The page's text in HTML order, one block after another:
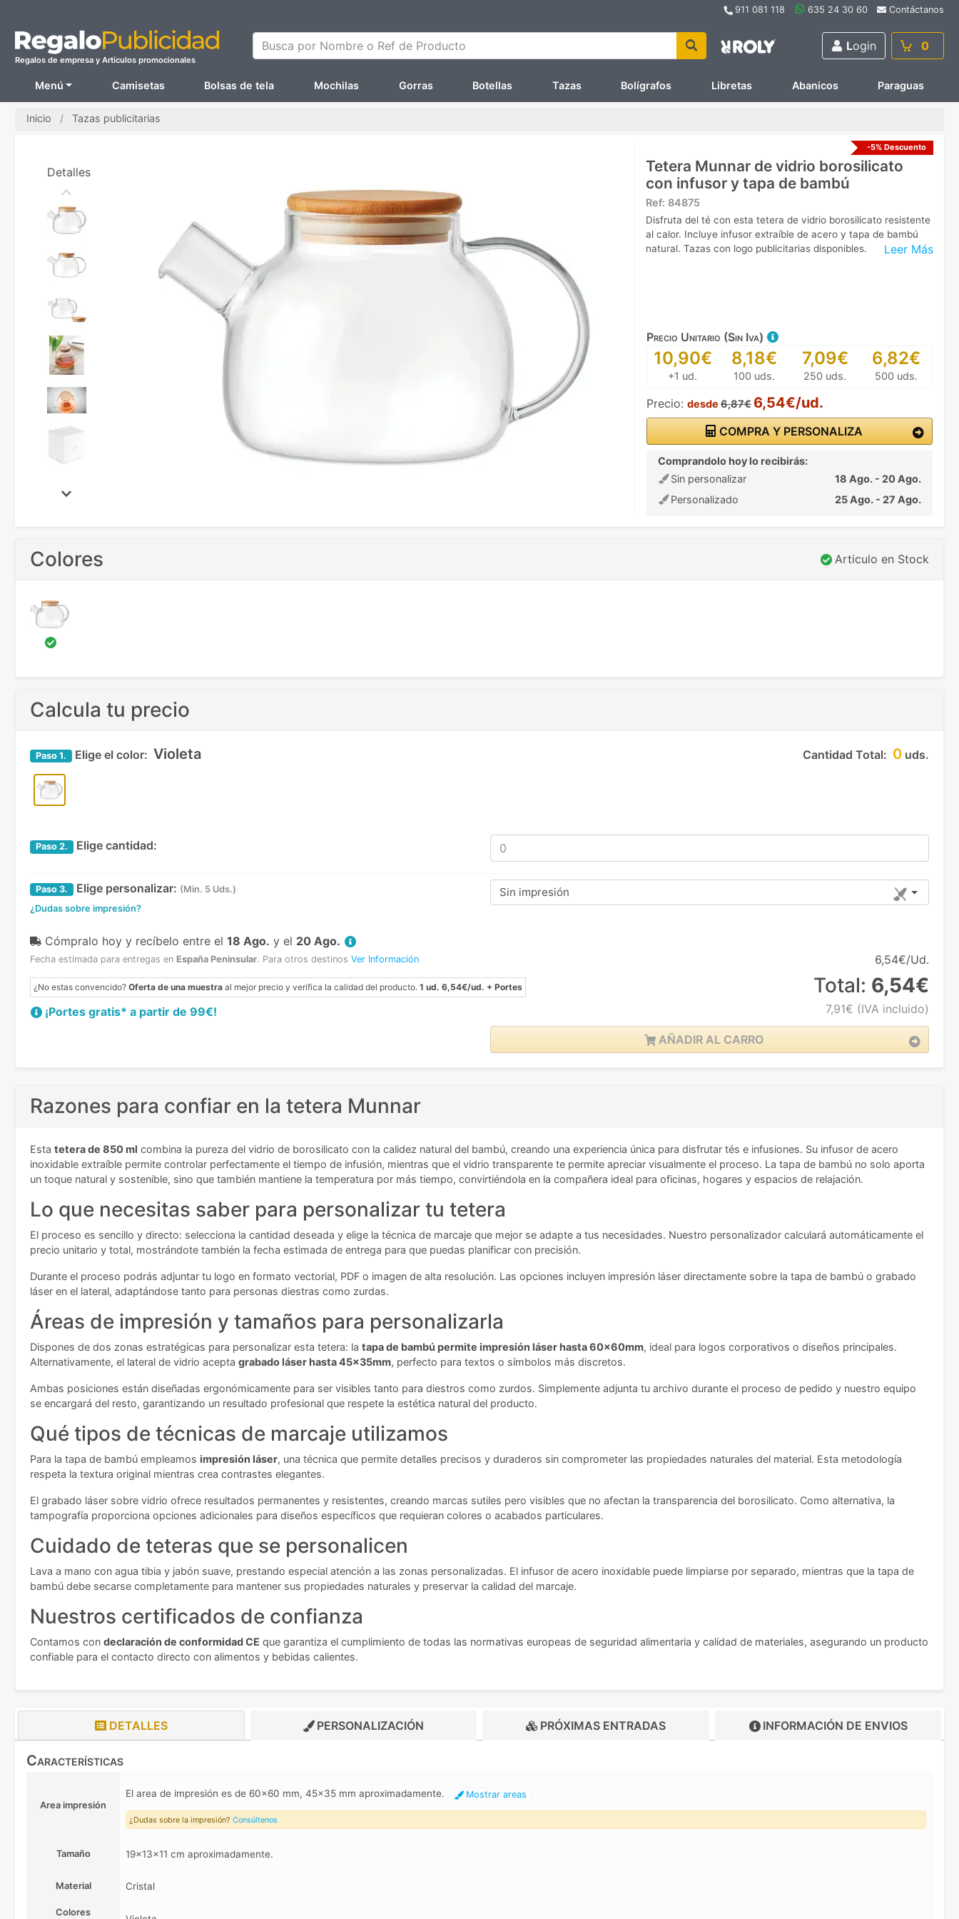
911 081 118 635 24 30 60 Contáctanos
Regalos de empresa y Artículos promocionales
Busca por Nombre o Ref de Producto Login 0
Menú Camisetas Bolsas de tela Mochilas Gorras Botellas Tazas Bolígrafos Libretas Abanicos Paraguas
Inicio Tazas publicitarias
-5% Descuento
Tetera Munnar de vidrio borosilicato
con infusor y tapa de bambú
Ref: 84875
Leer Más
Disfruta del té con esta tetera de vidrio borosilicato resistente
al calor. Incluye infusor extraíble de acero y tapa de bambú
natural. Tazas con logo publicitarias disponibles.
Precio Unitario (Sin Iva)
10,90€
+1 ud.
8,18€
100 uds.
7,09€
250 uds.
6,82€
500 uds.
Precio: desde 6,87€ 6,54€/ud.
COMPRA Y PERSONALIZA
Comprandolo hoy lo recibirás:
Sin personalizar
18 Ago. - 20 Ago.
Personalizado
25 Ago. - 27 Ago.
Detalles
Colores Articulo en Stock
Calcula tu precio
Cantidad Total: 0 uds.
Paso 1. Elige el color: Violeta
Paso 2. Elige cantidad:
Paso 3. Elige personalizar: (Min. 5 Uds.)
¿Dudas sobre impresión?
Sin impresión
Cómpralo hoy y recíbelo entre el 18 Ago. y el 20 Ago.
Fecha estimada para entregas en España Peninsular. Para otros destinos Ver Información
¿No estas convencido? Oferta de una muestra al mejor precio y verifica la calidad del producto. 1 ud. 6,54€/ud. + Portes
¡Portes gratis* a partir de 99€!
6,54€/Ud.
Total: 6,54€
7,91€ (IVA incluido)
AÑADIR AL CARRO
Razones para confiar en la tetera Munnar
Esta tetera de 850 ml combina la pureza del vidrio de borosilicato con la calidez natural del bambú, creando una experiencia única para disfrutar tés e infusiones. Su infusor de acero
inoxidable extraíble permite controlar perfectamente el tiempo de infusión, mientras que el vidrio transparente te permite apreciar visualmente el proceso. La tapa de bambú no solo aporta
un toque natural y sostenible, sino que también mantiene la temperatura por más tiempo, convirtiéndola en la compañera ideal para oficinas, hogares y espacios de relajación.
Lo que necesitas saber para personalizar tu tetera
El proceso es sencillo y directo: selecciona la cantidad deseada y elige la técnica de marcaje que mejor se adapte a tus necesidades. Nuestro personalizador calculará automáticamente el
precio unitario y total, mostrándote también la fecha estimada de entrega para que puedas planificar con precisión.
Durante el proceso podrás adjuntar tu logo en formato vectorial, PDF o imagen de alta resolución. Las opciones incluyen impresión láser directamente sobre la tapa de bambú o grabado
láser en el lateral, adaptándose tanto para personas diestras como zurdas.
Áreas de impresión y tamaños para personalizarla
Dispones de dos zonas estratégicas para personalizar esta tetera: la tapa de bambú permite impresión láser hasta 60x60mm, ideal para logos corporativos o diseños principales.
Alternativamente, el lateral de vidrio acepta grabado láser hasta 45x35mm, perfecto para textos o símbolos más discretos.
Ambas posiciones están diseñadas ergonómicamente para ser visibles tanto para diestros como zurdos. Simplemente adjunta tu archivo durante el proceso de pedido y nuestro equipo
se encargará del resto, garantizando un resultado profesional que respete la estética natural del producto.
Qué tipos de técnicas de marcaje utilizamos
Para la tapa de bambú empleamos impresión láser, una técnica que permite detalles precisos y duraderos sin comprometer las propiedades naturales del material. Esta metodología
respeta la textura original mientras crea contrastes elegantes.
El grabado láser sobre vidrio ofrece resultados permanentes y resistentes, creando marcas sutiles pero visibles que no afectan la transparencia del borosilicato. Como alternativa, la
tampografía proporciona opciones adicionales para diseños específicos que requieran colores o acabados particulares.
Cuidado de teteras que se personalicen
Lava a mano con agua tibia y jabón suave, prestando especial atención a las zonas personalizadas. El infusor de acero inoxidable puede limpiarse por separado, mientras que la tapa de
bambú debe secarse completamente para mantener sus propiedades naturales y preservar la calidad del marcaje.
Nuestros certificados de confianza
Contamos con declaración de conformidad CE que garantiza el cumplimiento de todas las normativas europeas de seguridad alimentaria y calidad de materiales, asegurando un producto
confiable para el contacto directo con alimentos y bebidas calientes.
DETALLES PERSONALIZACIÓN PRÓXIMAS ENTRADAS INFORMACIÓN DE ENVIOS
Características
Area impresión
El area de impresión es de 60x60 mm, 45x35 mm aproximadamente. Mostrar areas
¿Dudas sobre la impresión? Consúltenos
Tamaño 19x13x11 cm aproximadamente.
Material Cristal
Colores